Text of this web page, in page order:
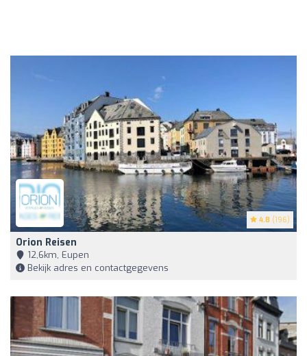
4.8 (196)
Orion Reisen
12,6km, Eupen
Bekijk adres en contactgegevens